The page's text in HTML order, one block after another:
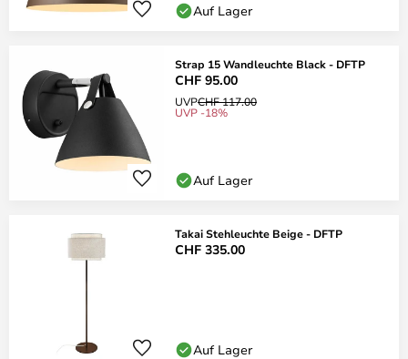
Auf Lager
Strap 15 Wandleuchte Black - DFTP
CHF 95.00
UVPCHF 117.00
UVP -18%
Auf Lager
Takai Stehleuchte Beige - DFTP
CHF 335.00
Auf Lager